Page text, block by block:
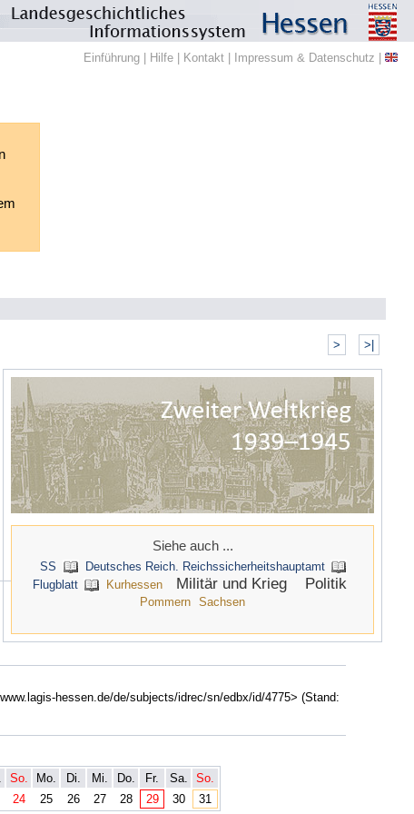
Einführung Hilfe Kontakt Impressum & Datenschutz
> >|
Siehe auch ...
SS
Deutsches Reich. Reichssicherheitshauptamt
Flugblatt
Kurhessen Militär und Krieg Politik
Pommern Sachsen
hessen.de/de/subjects/idrec/sn/edbx/id/4775> (Stand:
So. Mo. Di. Mi. Do. Fr. Sa.
So.
24 25 26 27 28 29 30 31